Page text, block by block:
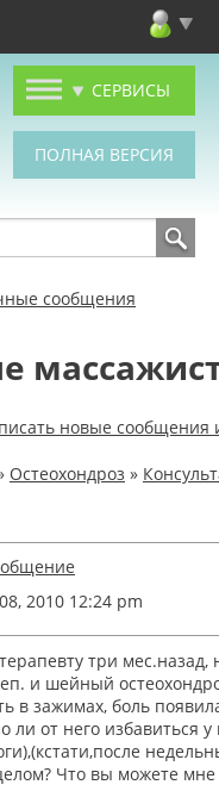
СЕРВИСЫ
сообщения
Остеохондроз »
2010 12:24 pm
три
и шейный
зажимах, боль
от него избавиться
Что вы можете